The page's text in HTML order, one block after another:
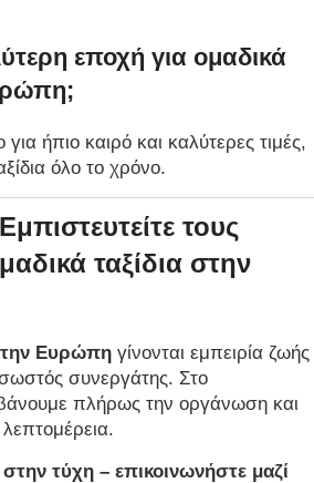
εποχή για ομαδικά
ήπιο καιρό και καλύτερες τιμές,
όλο το χρόνο.
τους
ταξίδια στην
Ευρώπη γίνονται εμπειρία ζωής
συνεργάτης. Στο
πλήρως την οργάνωση και
τύχη – επικοινωνήστε μαζί